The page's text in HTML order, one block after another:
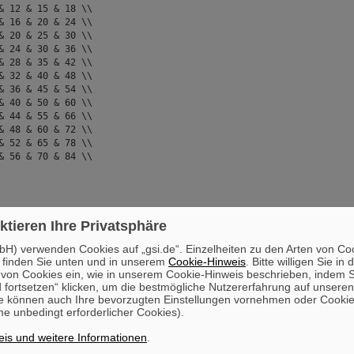
& 15 & 18 \\
& 20 & 24 \\
& 25 & 30 \\
& 30 & 36 \\
& 35 & 42 \\
& 40 & 48 \\
& 45 & 54 \\
& 50 & 60 \\
& 55 & 66 \\
& 60 & 72 \\
& 65 & 78 \\
& 70 & 84 \\
usw.}
eines Diodenlasers. Ober- und Unterseite des Kristalls
und R"uckseite verspiegelt. Die Dicke der aktiven Zone
von 5\,$\mu$m.}
Ihre Privatsphäre
verwenden Cookies auf „gsi.de“. Einzelheiten zu den Arten von
Sie unten und in unserem Cookie-Hinweis . Bitte willigen Sie in
Cookies ein, wie in unserem Cookie-Hinweis beschrieben, indem
fortsetzen“ klicken, um die bestmögliche Nutzererfahrung auf
können auch Ihre bevorzugten Einstellungen vornehmen oder
unbedingt erforderlicher Cookies).
und weitere Informationen